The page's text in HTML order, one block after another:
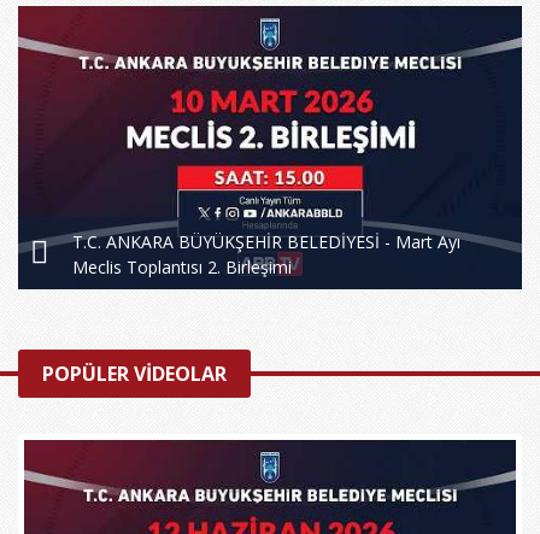
T.C. ANKARA BÜYÜKŞEHİR BELEDİYESİ - Mart Ayı
Meclis Toplantısı 2. Birleşimi
POPÜLER VİDEOLAR